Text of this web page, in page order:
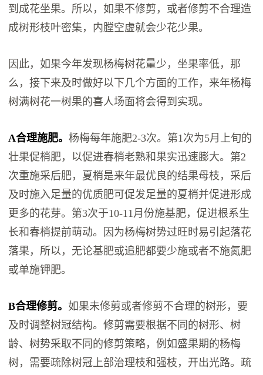
到成花坐果。所以，如果不修剪，或者修剪不合理造
成树形枝叶密集，内膛空虚就会少花少果。
因此，如果今年发现杨梅树花量少，坐果率低，那
么，接下来及时做好以下几个方面的工作，来年杨梅
树满树花一树果的喜人场面将会得到实现。
A合理施肥。杨梅每年施肥2-3次。第1次为5月上旬的
壮果促梢肥，以促进春梢老熟和果实迅速膨大。第2
次重施采后肥，夏梢是来年最优良的结果母枝，采后
及时施入足量的优质肥可促发足量的夏梢并促进形成
更多的花芽。第3次于10-11月份施基肥，促进根系生
长和春梢提前萌动。因为杨梅树势过旺时易引起落花
落果，所以，无论基肥或追肥都要少施或者不施氮肥
或单施钾肥。
B合理修剪。如果未修剪或者修剪不合理的树形，要
及时调整树冠结构。修剪需要根据不同的树形、树
龄、树势采取不同的修剪策略，例如盛果期的杨梅
树，需要疏除树冠上部治理枝和强枝，开出光路。疏